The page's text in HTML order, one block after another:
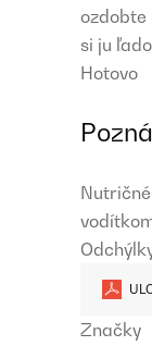
si ju
Hotovo
Značky